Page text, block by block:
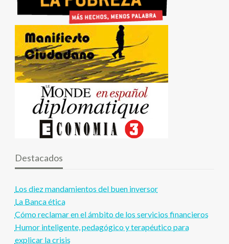
Destacados
Los diez mandamientos del buen inversor
La Banca ética
Cómo reclamar en el ámbito de los servicios financieros
Humor inteligente, pedagógico y terapéutico para
explicar la crisis